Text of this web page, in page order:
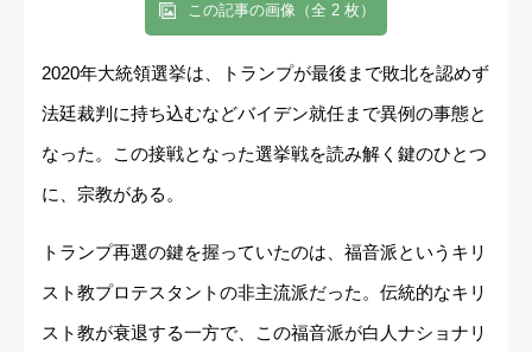
この記事の画像（全 2 枚）
2020年大統領選挙は、トランプが最後まで敗北を認めず
法廷裁判に持ち込むなどバイデン就任まで異例の事態と
なった。この接戦となった選挙戦を読み解く鍵のひとつ
に、宗教がある。
トランプ再選の鍵を握っていたのは、福音派というキリ
スト教プロテスタントの非主流派だった。伝統的なキリ
スト教が衰退する一方で、この福音派が白人ナショナリ